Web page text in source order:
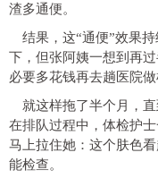
渣多通便。
结果， 这“通便”效果
下，但张阿姨一想到再
必要多花钱再去趟医院做
就这样拖了半个月，
在排队过程中，体检护
马上拉住她： 这个肤色
能检查。